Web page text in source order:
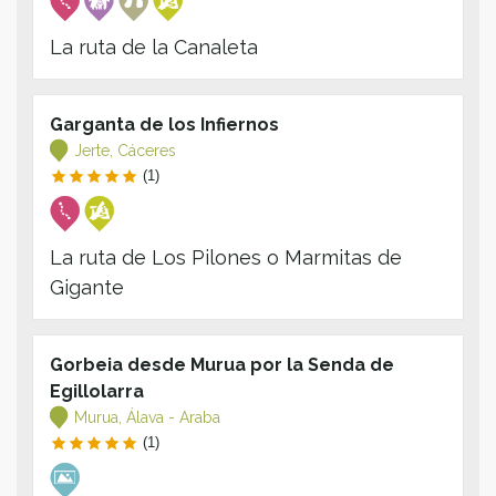
La ruta de la Canaleta
Garganta de los Infiernos
Jerte, Cáceres
(1)
La ruta de Los Pilones o Marmitas de
Gigante
Gorbeia desde Murua por la Senda de
Egillolarra
Murua, Álava - Araba
(1)